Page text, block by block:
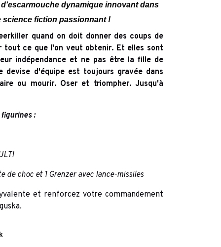
dynamique innovant dans
science fiction passionnant !
quand on doit donner des coups de
tout ce que l'on veut obtenir. Et elles sont
indépendance et ne pas être la fille de
devise d'équipe est toujours gravée dans
ou mourir. Oser et triompher. Jusqu'à
:
de choc et 1 Grenzer avec lance-missiles
et renforcez votre commandement